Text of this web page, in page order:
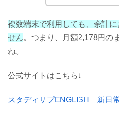
複数端末で利用しても、余計
せん。つまり、月額2,178円の
ね。
公式サイトはこちら↓
スタディサプENGLISH 新日